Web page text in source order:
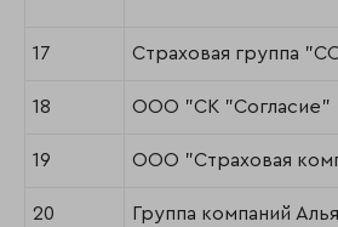
17 Страховая группа
18 ООО "СК "Согласие"
19 ООО "Страховая
20 Группа компаний